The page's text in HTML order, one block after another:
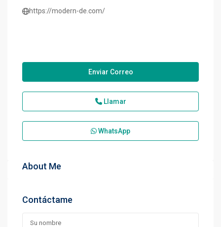
https://modern-de.com/
Enviar Correo
Llamar
WhatsApp
About Me
Contáctame